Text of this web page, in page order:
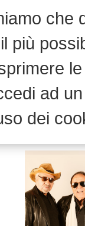
che
più
ad
dei
Anni 60